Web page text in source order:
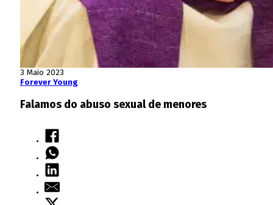
3 Maio 2023
Forever Young
Falamos do abuso sexual de menores